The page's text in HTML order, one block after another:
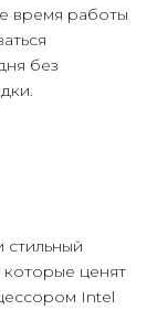
время работы
без
которые ценят
Intel